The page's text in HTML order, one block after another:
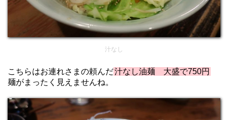
汁なし
こちらはお連れさまの頼んだ汁なし油麺 大盛で750円
麺がまったく見えませんね。